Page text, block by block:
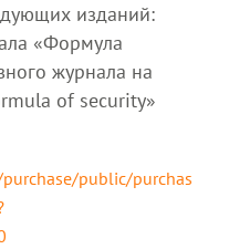
изданий:
«Формула
журнала на
of security»
public/purchas